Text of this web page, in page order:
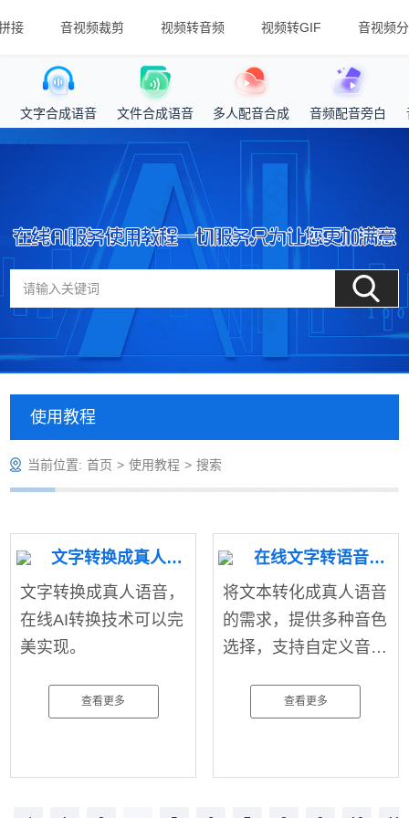
接 音视频裁剪 视频转音频 视频转GIF 音视频
文字合成语音 文件合成语音 多人配音合成 音频配音旁白
使用教程
当前位置: 首页 > 使用教程 > 搜索
文字转换成真人语音怎么弄？
文字转换成真人语音，
在线AI转换技术可以完
美实现。
查看更多
在线文字转语音真人发声，支持中英文
将文本转化成真人语音
的需求，提供多种音色
选择，支持自定义音
性化音色定制服务，让
查看更多